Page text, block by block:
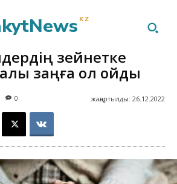
KZ
зейнетке
заңға қол қойды
жаңартылды: 26.12.2022
0